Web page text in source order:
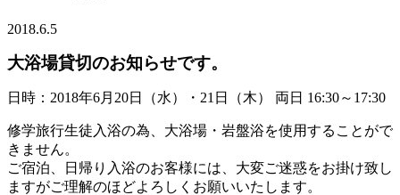
2018.6.5
大浴場貸切のお知らせです。
日時：2018年6月20日（水）・21日（木） 両日 16:30～17:30
修学旅行生徒入浴の為、大浴場・岩盤浴を使用することがで
きません。
ご宿泊、日帰り入浴のお客様には、大変ご迷惑をお掛け致し
ますがご理解のほどよろしくお願いいたします。